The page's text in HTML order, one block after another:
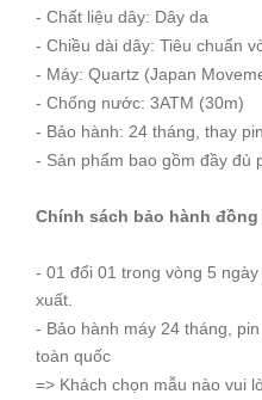
- Chất liệu dây: Dây da
- Chiều dài dây: Tiêu chuẩn
- Máy: Quartz (Japan
- Chống nước: 3ATM (30m)
- Bảo hành: 24 tháng, thay
- Sản phẩm bao gồm đầy đủ
Chính sách bảo hành đồng
- 01 đổi 01 trong vòng 5
xuất.
- Bảo hành máy 24 tháng,
toàn quốc
=> Khách chọn mẫu nào vui